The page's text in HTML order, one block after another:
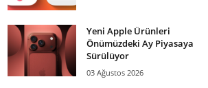
Yeni Apple Ürünleri
Önümüzdeki Ay Piyasaya
Sürülüyor
03 Ağustos 2026